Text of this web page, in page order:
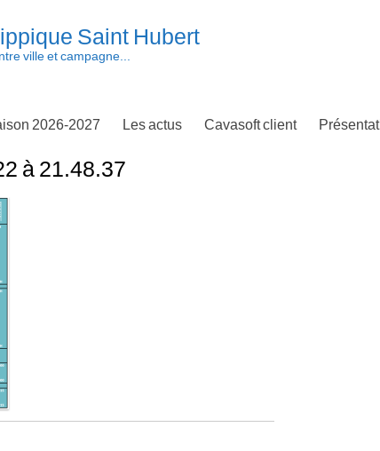
Saint Hubert
ville et campagne...
2026-2027 Les actus Cavasoft client
à 21.48.37